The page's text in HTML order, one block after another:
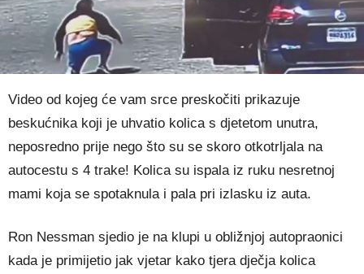
Video od kojeg će vam srce preskočiti prikazuje
beskućnika koji je uhvatio kolica s djetetom unutra,
neposredno prije nego što su se skoro otkotrljala na
autocestu s 4 trake! Kolica su ispala iz ruku nesretnoj
mami koja se spotaknula i pala pri izlasku iz auta.
Ron Nessman sjedio je na klupi u obližnjoj autopraonici
kada je primijetio jak vjetar kako tjera dječja kolica